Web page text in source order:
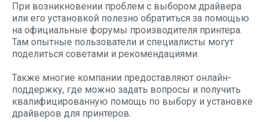
При возникновении проблем с выбором драйвера
или его установкой полезно обратиться за помощью
на официальные форумы производителя принтера.
Там опытные пользователи и специалисты могут
поделиться советами и рекомендациями.
Также многие компании предоставляют онлайн-
поддержку, где можно задать вопросы и получить
квалифицированную помощь по выбору и установке
драйверов для принтеров.